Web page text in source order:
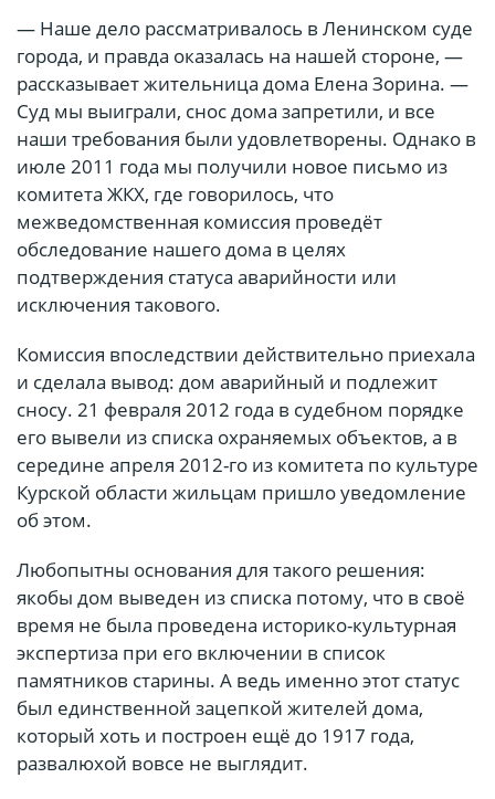
— Наше дело рассматривалось в Ленинском суде
города, и правда оказалась на нашей стороне, —
рассказывает жительница дома Елена Зорина. —
Суд мы выиграли, снос дома запретили, и все
наши требования были удовлетворены. Однако в
июле 2011 года мы получили новое письмо из
комитета ЖКХ, где говорилось, что
межведомственная комиссия проведёт
обследование нашего дома в целях
подтверждения статуса аварийности или
исключения такового.
Комиссия впоследствии действительно приехала
и сделала вывод: дом аварийный и подлежит
сносу. 21 февраля 2012 года в судебном порядке
его вывели из списка охраняемых объектов, а в
середине апреля 2012-го из комитета по культуре
Курской области жильцам пришло уведомление
об этом.
Любопытны основания для такого решения:
якобы дом выведен из списка потому, что в своё
время не была проведена историко-культурная
экспертиза при его включении в список
памятников старины. А ведь именно этот статус
был единственной зацепкой жителей дома,
который хоть и построен ещё до 1917 года,
развалюхой вовсе не выглядит.